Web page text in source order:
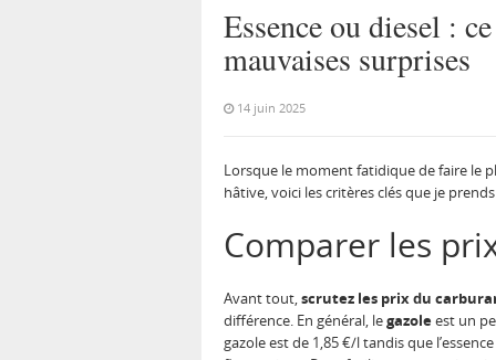
Essence ou diesel :
mauvaises surprises
14 juin 2025
Lorsque le moment fatidique de faire le
hâtive, voici les critères clés que je
Comparer les
Avant tout,scrutez les prix du
différence. En général, legazoleest un
gazole est de 1,85 €/l tandis que